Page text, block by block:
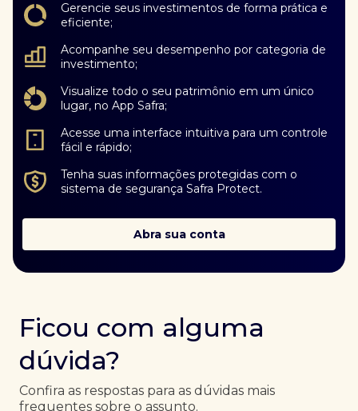
Gerencie seus investimentos de forma prática e
eficiente;
Acompanhe seu desempenho por categoria de
investimento;
Visualize todo o seu patrimônio em um único
lugar, no App Safra;
Acesse uma interface intuitiva para um controle
fácil e rápido;
Tenha suas informações protegidas com o
sistema de segurança Safra Protect.
Abra sua conta
Ficou com alguma
dúvida?
Confira as respostas para as dúvidas mais
frequentes sobre o assunto.